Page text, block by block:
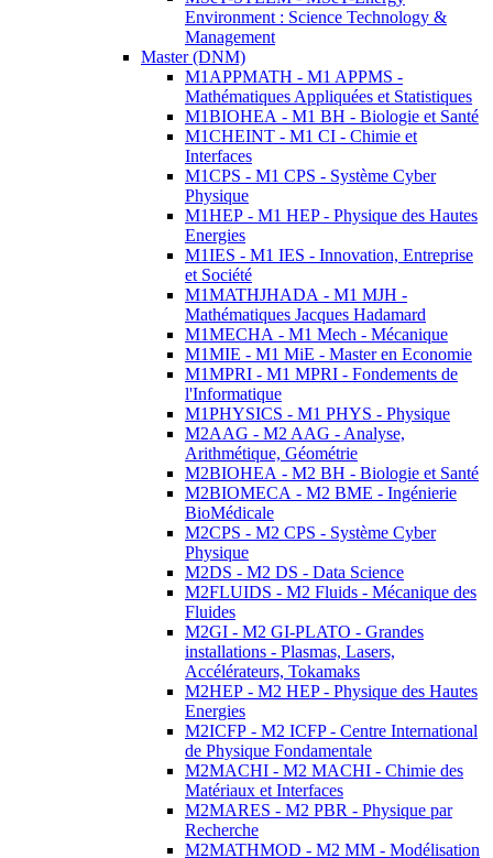
Environment : Science Technology &
Management
Master (DNM)
M1APPMATH - M1 APPMS -
Mathématiques Appliquées et Statistiques
M1BIOHEA - M1 BH - Biologie et Santé
M1CHEINT - M1 CI - Chimie et
Interfaces
M1CPS - M1 CPS - Système Cyber
Physique
M1HEP - M1 HEP - Physique des Hautes
Energies
M1IES - M1 IES - Innovation, Entreprise
et Société
M1MATHJHADA - M1 MJH -
Mathématiques Jacques Hadamard
M1MECHA - M1 Mech - Mécanique
M1MIE - M1 MiE - Master en Economie
M1MPRI - M1 MPRI - Fondements de
l'Informatique
M1PHYSICS - M1 PHYS - Physique
M2AAG - M2 AAG - Analyse,
Arithmétique, Géométrie
M2BIOHEA - M2 BH - Biologie et Santé
M2BIOMECA - M2 BME - Ingénierie
BioMédicale
M2CPS - M2 CPS - Système Cyber
Physique
M2DS - M2 DS - Data Science
M2FLUIDS - M2 Fluids - Mécanique des
Fluides
M2GI - M2 GI-PLATO - Grandes
installations - Plasmas, Lasers,
Accélérateurs, Tokamaks
M2HEP - M2 HEP - Physique des Hautes
Energies
M2ICFP - M2 ICFP - Centre International
de Physique Fondamentale
M2MACHI - M2 MACHI - Chimie des
Matériaux et Interfaces
M2MARES - M2 PBR - Physique par
Recherche
M2MATHMOD - M2 MM - Modélisation